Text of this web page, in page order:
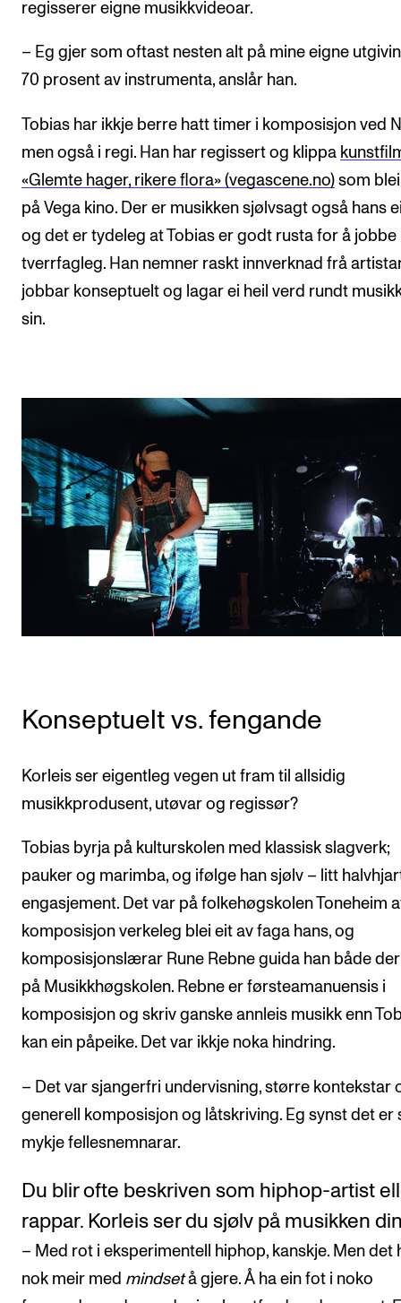
regisserer eigne musikkvideoar.
– Eg gjer som oftast nesten alt på mine eigne
70 prosent av instrumenta, anslår han.
Tobias har ikkje berre hatt timer i komposisjon ved
men også i regi. Han har regissert og klippa
«Glemte hager, rikere flora» (vegascene.no) som
på Vega kino. Der er musikken sjølvsagt også hans
og det er tydeleg at Tobias er godt rusta for å jobbe
tverrfagleg. Han nemner raskt innverknad frå
jobbar konseptuelt og lagar ei heil verd rundt
sin.
Konseptuelt vs. fengande
Korleis ser eigentleg vegen ut fram til allsidig
musikkprodusent, utøvar og regissør?
Tobias byrja på kulturskolen med klassisk slagverk;
pauker og marimba, og ifølge han sjølv – litt
engasjement. Det var på folkehøgskolen Toneheim
komposisjon verkeleg blei eit av faga hans, og
komposisjonslærar Rune Rebne guida han både
på Musikkhøgskolen. Rebne er førsteamanuensis i
komposisjon og skriv ganske annleis musikk enn
kan ein påpeike. Det var ikkje noka hindring.
– Det var sjangerfri undervisning, større kontekstar
generell komposisjon og låtskriving. Eg synst det er
mykje fellesnemnarar.
Du blir ofte beskriven som hiphop-artist
rappar. Korleis ser du sjølv på musikken
– Med rot i eksperimentell hiphop, kanskje. Men det
nok meir med mindsetå gjere. Å ha ein fot i noko